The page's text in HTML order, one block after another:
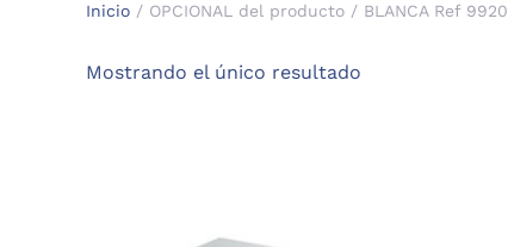
Inicio / OPCIONAL del producto / BLANCA Ref 9920
Mostrando el único resultado